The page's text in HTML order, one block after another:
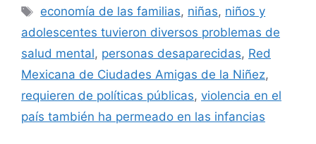
Etiquetas
economía de las familias, niñas, niños y
adolescentes tuvieron diversos problemas de
salud mental, personas desaparecidas, Red
Mexicana de Ciudades Amigas de la Niñez,
requieren de políticas públicas, violencia en el
país también ha permeado en las infancias